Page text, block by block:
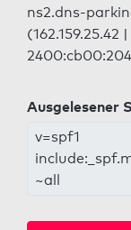
ns2.dns-
(162.159.25.42 |
Ausgelesener
v=spf1
~all